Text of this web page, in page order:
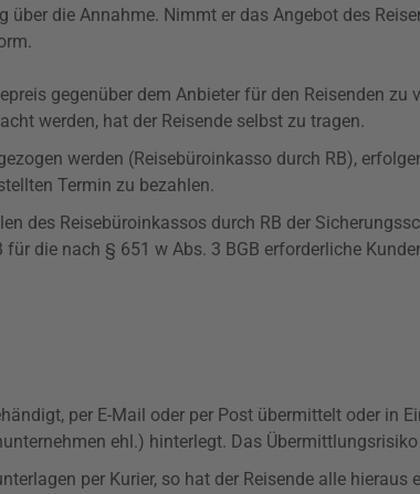
über die Annahme. Nimmt er das Angebot des
gegenüber dem Anbieter für den Reisenden zu
werden, hat der Reisende selbst zu tragen.
werden (Reisebüroinkasso durch RB),
Termin zu bezahlen.
des Reisebüroinkassos durch RB der
die nach § 651 w Abs. 3 BGB erforderliche
per E-Mail oder per Post übermittelt oder in
ehl.) hinterlegt. Das Übermittlungsrisiko
per Kurier, so hat der Reisende alle